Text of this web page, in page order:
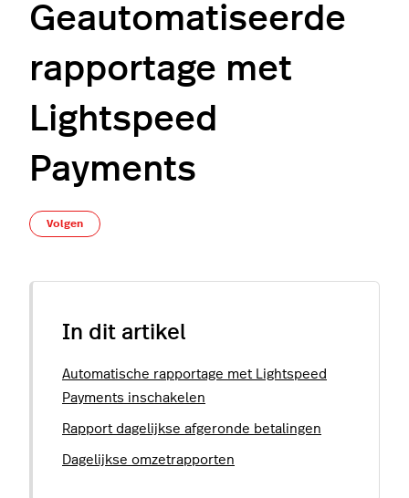
Geautomatiseerde
rapportage met
Lightspeed
Payments
Volgen
In dit artikel
Automatische rapportage met Lightspeed
Payments inschakelen
Rapport dagelijkse afgeronde betalingen
Dagelijkse omzetrapporten